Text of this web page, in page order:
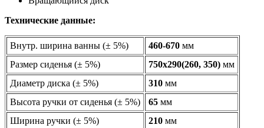
Технические данные:
Внутр. ширина ванны (± 5%) 460-670 мм
Размер сиденья (± 5%)
750х290(260, 350) мм
Диаметр диска (± 5%)
310 мм
Высота ручки от сиденья (± 5%)
65 мм
Ширина ручки (± 5%)
210 мм